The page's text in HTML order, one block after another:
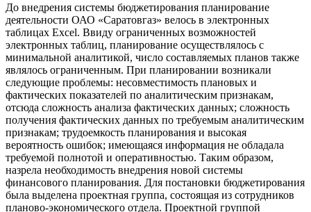
До внедрения системы бюджетирования планирование
деятельности ОАО «Саратовгаз» велось в электронных
таблицах Excel. Ввиду ограниченных возможностей
электронных таблиц, планирование осуществлялось с
минимальной аналитикой, число составляемых планов также
являлось ограниченным. При планировании возникали
следующие проблемы: несовместимость плановых и
фактических показателей по аналитическим признакам,
отсюда сложность анализа фактических данных; сложность
получения фактических данных по требуемым аналитическим
признакам; трудоемкость планирования и высокая
вероятность ошибок; имеющаяся информация не обладала
требуемой полнотой и оперативностью. Таким образом,
назрела необходимость внедрения новой системы
финансового планирования. Для постановки бюджетирования
была выделена проектная группа, состоящая из сотрудников
планово-экономического отдела. Проектной группой